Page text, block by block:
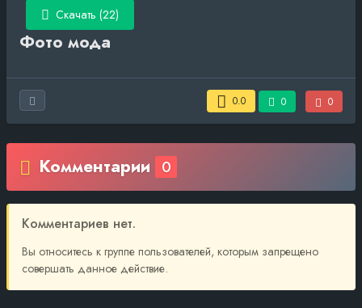
Скачать (22)
Фото мода
0.0 0 0
Комментарии 0
Комментариев нет.
Вы относитесь к группе пользователей, которым запрещено
совершать данное действие.